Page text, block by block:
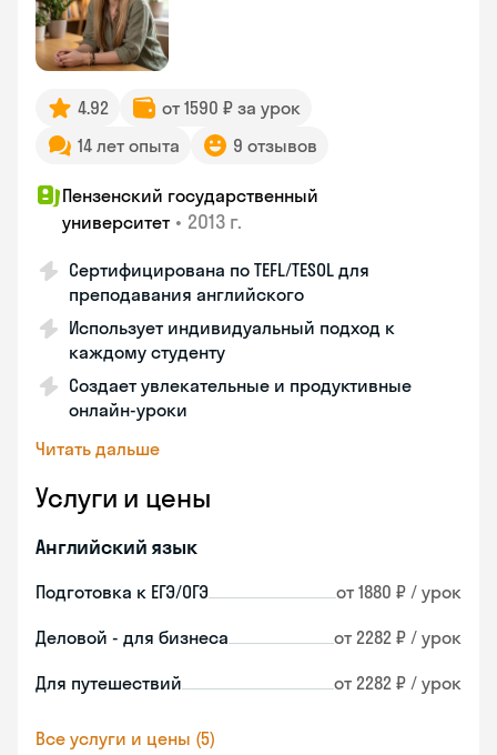
4.92
от 1590 ₽ за урок
14 лет опыта
9 отзывов
Пензенский государственный
университет • 2013 г.
Сертифицирована по TEFL/TESOL для
преподавания английского
Использует индивидуальный подход к
каждому студенту
Создает увлекательные и продуктивные
онлайн-уроки
Читать дальше
Услуги и цены
Английский язык
Подготовка к ЕГЭ/ОГЭ от 1880 ₽ / урок
Деловой - для бизнеса от 2282 ₽ / урок
Для путешествий от 2282 ₽ / урок
Все услуги и цены (5)